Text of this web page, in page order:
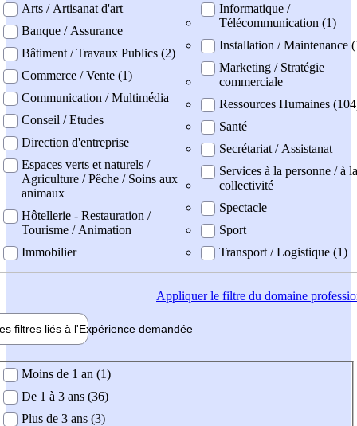
Arts / Artisanat d'art
Banque / Assurance
Bâtiment / Travaux Publics (2)
Commerce / Vente (1)
Communication / Multimédia
Conseil / Etudes
Direction d'entreprise
Espaces verts et naturels /
Agriculture / Pêche / Soins aux
animaux
Hôtellerie - Restauration /
Tourisme / Animation
Immobilier
Informatique /
Télécommunication (1)
Installation / Maintenance
Marketing / Stratégie
commerciale
Ressources Humaines
Santé
Secrétariat / Assistanat
Services à la personne / à la
collectivité
Spectacle
Sport
Transport / Logistique (1)
Appliquerle filtre du domaine
filtres liés à l'Expérience demandée
demandée
Moins de 1 an (1)
De 1 à 3 ans (36)
Plus de 3 ans (3)